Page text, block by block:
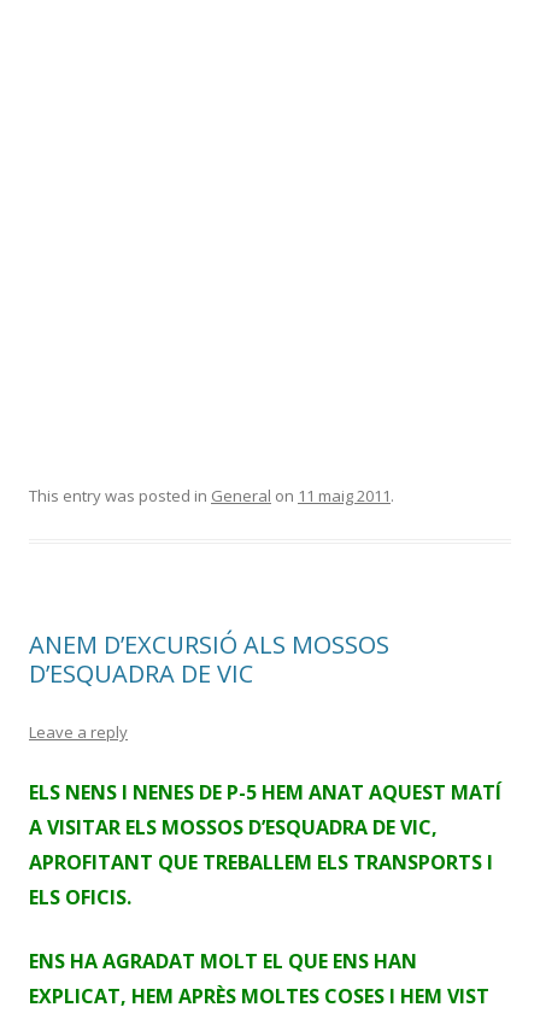
This entry was posted in General on 11 maig 2011.
ANEM D’EXCURSIÓ ALS MOSSOS
D’ESQUADRA DE VIC
Leave a reply
ELS NENS I NENES DE P-5 HEM ANAT AQUEST MATÍ
A VISITAR ELS MOSSOS D’ESQUADRA DE VIC,
APROFITANT QUE TREBALLEM ELS TRANSPORTS I
ELS OFICIS.
ENS HA AGRADAT MOLT EL QUE ENS HAN
EXPLICAT, HEM APRÈS MOLTES COSES I HEM VIST